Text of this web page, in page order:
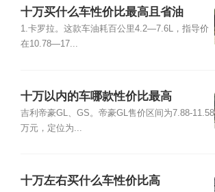
十万买什么车性价比最高且省油
1.卡罗拉。这款车油耗百公里4.2—7.6L，指导价
在10.78—17...
十万以内的车哪款性价比最高
吉利帝豪GL、GS。帝豪GL售价区间为7.88-11.58
万元，定位为...
十万左右买什么车性价比高